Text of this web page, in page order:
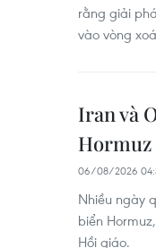
rằng giải
vào vòng
Iran và
Hormuz
06/08/2026
Nhiều ngày
biển
Hồi giáo.